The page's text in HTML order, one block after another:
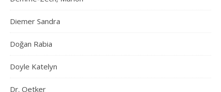
Diemer Sandra
Doğan Rabia
Doyle Katelyn
Dr. Oetker